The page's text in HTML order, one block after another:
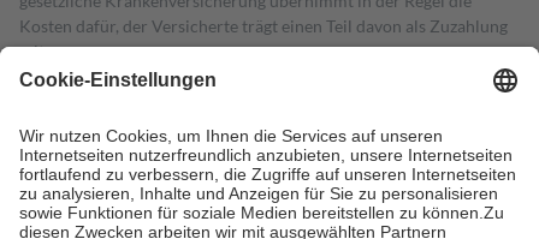
Kosten dafür, der Versicherte trägt einen Teil davon als Zuzahlung
mit.
Grundsätzlich leisten Mitglieder Zuzahlungen in Höhe von zehn
höchstens zehn Euro.
Es sind jedoch nie mehr als die tatsächlichen
Kosten der Leistung zu entrichten.
Diese Regeln gelten grundsätzlich auch für Online-Apotheken.
Bei Heilmitteln und häuslicher Krankenpflege beträgt die
Zuzahlung zehn Prozent der Kosten sowie zehn Euro je